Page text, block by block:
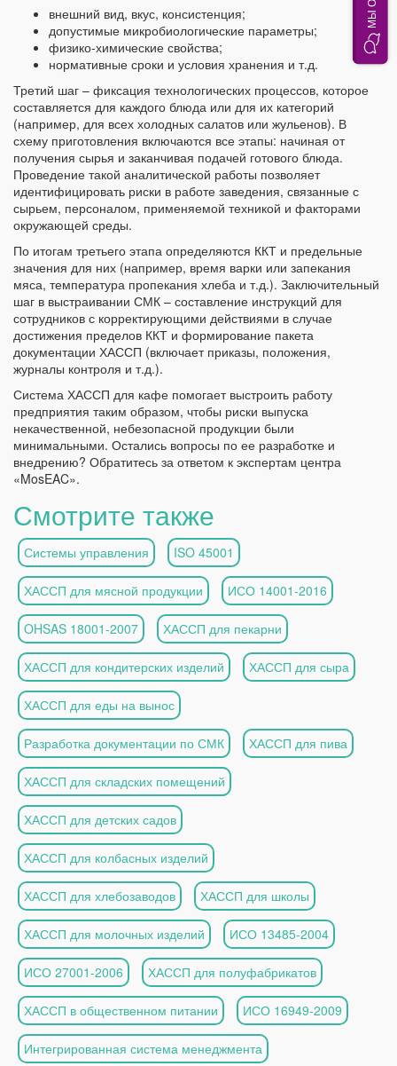
внешний вид, вкус, консистенция;
допустимые микробиологические параметры;
физико-химические свойства;
нормативные сроки и условия хранения и т.д.
Третий шаг – фиксация технологических процессов, которое
составляется для каждого блюда или для их категорий
(например, для всех холодных салатов или жульенов). В
схему приготовления включаются все этапы: начиная от
получения сырья и заканчивая подачей готового блюда.
Проведение такой аналитической работы позволяет
идентифицировать риски в работе заведения, связанные с
сырьем, персоналом, применяемой техникой и факторами
окружающей среды.
По итогам третьего этапа определяются ККТ и предельные
значения для них (например, время варки или запекания
мяса, температура пропекания хлеба и т.д.). Заключительный
шаг в выстраивании СМК – составление инструкций для
сотрудников с корректирующими действиями в случае
достижения пределов ККТ и формирование пакета
документации ХАССП (включает приказы, положения,
журналы контроля и т.д.).
Система ХАССП для кафе помогает выстроить работу
предприятия таким образом, чтобы риски выпуска
некачественной, небезопасной продукции были
минимальными. Остались вопросы по ее разработке и
внедрению? Обратитесь за ответом к экспертам центра
«MosEAC».
Смотрите также
Системы управления ISO 45001
ХАССП для мясной продукции ИСО 14001-2016
OHSAS 18001-2007 ХАССП для пекарни
ХАССП для кондитерских изделий ХАССП для сыра
ХАССП для еды на вынос
Разработка документации по СМК ХАССП для пива
ХАССП для складских помещений
ХАССП для детских садов
ХАССП для колбасных изделий
ХАССП для хлебозаводов ХАССП для школы
ХАССП для молочных изделий ИСО 13485-2004
ИСО 27001-2006 ХАССП для полуфабрикатов
ХАССП в общественном питании ИСО 16949-2009
Интегрированная система менеджмента